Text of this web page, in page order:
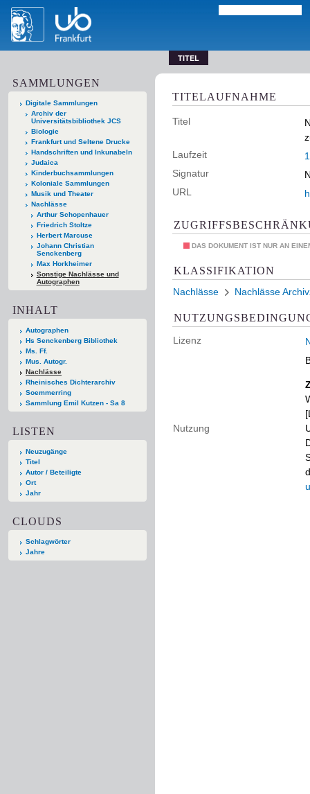
TITEL
SAMMLUNGEN
Digitale Sammlungen
Archiv der
Universitätsbibliothek JCS
Biologie
Frankfurt und Seltene Drucke
Handschriften und Inkunabeln
Judaica
Kinderbuchsammlungen
Koloniale Sammlungen
Musik und Theater
Nachlässe
Arthur Schopenhauer
Friedrich Stoltze
Herbert Marcuse
Johann Christian
Senckenberg
Max Horkheimer
Sonstige Nachlässe und
Autographen
INHALT
Autographen
Hs Senckenberg Bibliothek
Ms. Ff.
Mus. Autogr.
Nachlässe
Rheinisches Dichterarchiv
Soemmerring
Sammlung Emil Kutzen - Sa 8
LISTEN
Neuzugänge
Titel
Autor / Beteiligte
Ort
Jahr
CLOUDS
Schlagwörter
Jahre
TITELAUFNAHME
Titel
Laufzeit
Signatur
URL
DAS DOKUMENT IST NUR AN
KLASSIFIKATION
Nachlässe Nachlässe
Lizenz
Nutzung